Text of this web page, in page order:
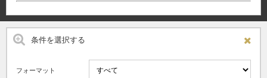
条件を選択する
フォーマット